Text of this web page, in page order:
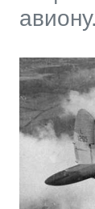
авиону.